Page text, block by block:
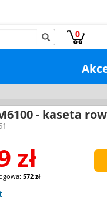
0
- kaseta
zł
572 zł